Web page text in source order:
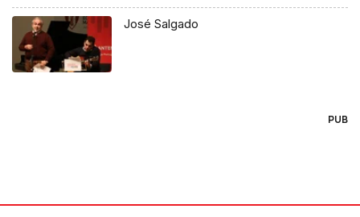
José Salgado
PUB